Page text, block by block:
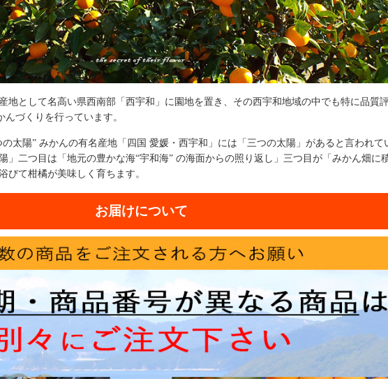
地として名高い県西南部「西宇和」に園地を置き、その西宇和地域の中でも特に品質
づくりを行っています。
太陽” みかんの有名産地「四国 愛媛・西宇和」には「三つの太陽」があると言われて
」二つ目は「地元の豊かな海“宇和海” の海面からの照り返し」三つ目が「みかん畑に
びて柑橘が美味しく育ちます。
お届けについて